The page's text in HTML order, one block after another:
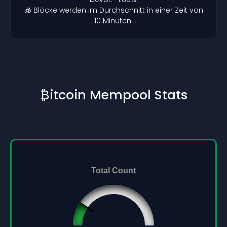
🧊 Blöcke werden im Durchschnitt in einer Zeit von
10 Minuten.
₿itcoin Mempool Stats
Total Count